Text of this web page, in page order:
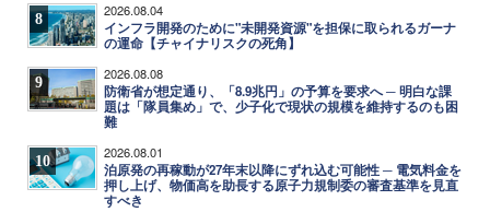
8 2026.08.04
インフラ開発のために"未開発資源"を担保に取られるガーナ
の運命【チャイナリスクの死角】
9 2026.08.08
防衛省が想定通り、「8.9兆円」の予算を要求へ ─ 明白な課
題は「隊員集め」で、少子化で現状の規模を維持するのも困
難
10 2026.08.01
泊原発の再稼動が27年末以降にずれ込む可能性 ─ 電気料金を
押し上げ、物価高を助長する原子力規制委の審査基準を見直
すべき